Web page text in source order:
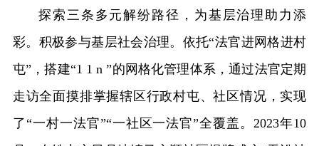
探索三条多元解纷路径，为基层治理助力添
彩。积极参与基层社会治理。依托“法官进网格进村
屯”，搭建“1 1 n ”的网格化管理体系，通过法官定期
走访全面摸排掌握辖区行政村屯、社区情况，实现
了“一村一法官”“一社区一法官”全覆盖。2023年10